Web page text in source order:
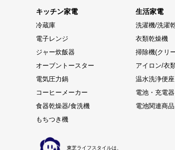
キッチン家電
冷蔵庫
電子レンジ
ジャー炊飯器
オーブントースター
電気圧力鍋
コーヒーメーカー
食器乾燥器/食洗機
もちつき機
生活家電
洗濯機/洗濯
衣類乾燥機
掃除機(クリ
アイロン/衣
温水洗浄便座
電池・充電器
電池関連商品
東芝ライフスタイルは、